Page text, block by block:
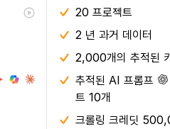
20 프로젝트
2 년 과거 데이터
2,000개의 추적된
추적된 AI 프롬프
트 10개
크롤링 크레딧